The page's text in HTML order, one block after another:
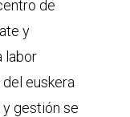
de
y
labor
euskera
y gestión se